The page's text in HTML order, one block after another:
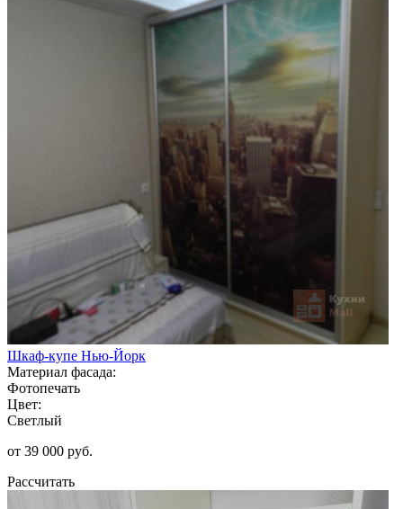
Шкаф-купе Нью-Йорк
Материал фасада:
Фотопечать
Цвет:
Светлый
от 39 000 руб.
Рассчитать